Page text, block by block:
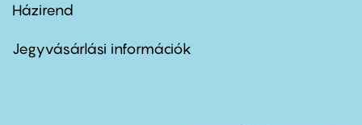
Footer
second
Házirend
Jegyvásárlási információk